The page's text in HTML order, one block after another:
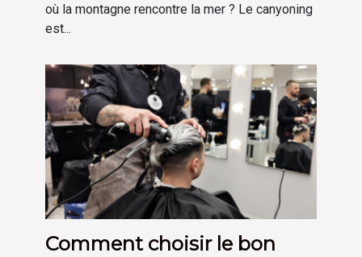
où la montagne rencontre la mer ? Le canyoning
est...
Comment choisir le bon